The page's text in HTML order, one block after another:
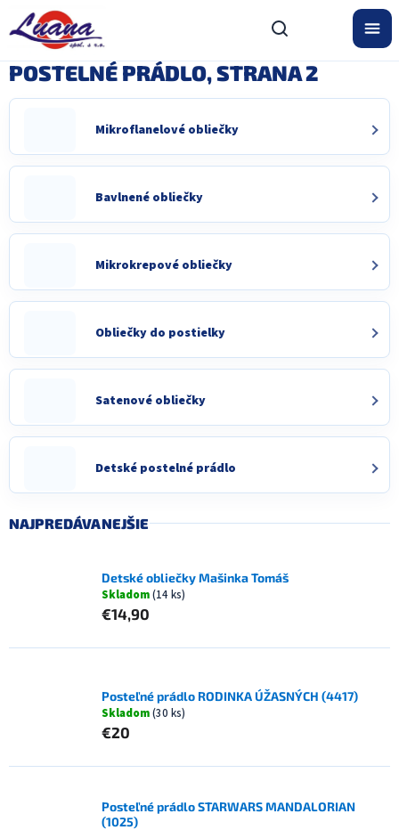
obsah
POSTELNÉ PRÁDLO, STRANA 2
Mikroflanelové obliečky
Bavlnené obliečky
Mikrokrepové obliečky
Obliečky do postielky
Satenové obliečky
Detské postelné prádlo
NAJPREDÁVANEJŠIE
Detské obliečky Mašinka Tomáš
Skladom(14 ks)
€14,90
Posteľné prádlo RODINKA ÚŽASNÝCH (4417)
Skladom(30 ks)
€20
Posteľné prádlo STARWARS MANDALORIAN
(1025)